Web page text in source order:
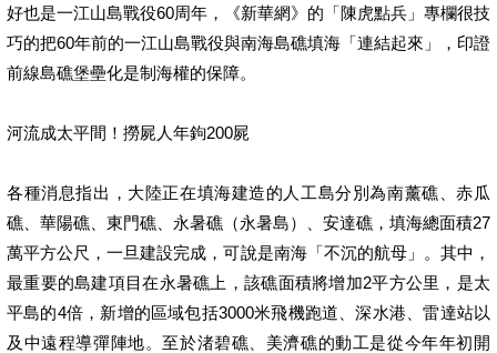
好也是一江山島戰役60周年，《新華網》的「陳虎點兵」專欄很技
巧的把60年前的一江山島戰役與南海島礁填海「連結起來」，印證
前線島礁堡壘化是制海權的保障。
河流成太平間！撈屍人年鉤200屍
各種消息指出，大陸正在填海建造的人工島分別為南薰礁、赤瓜
礁、華陽礁、東門礁、永暑礁（永暑島）、安達礁，填海總面積27
萬平方公尺，一旦建設完成，可說是南海「不沉的航母」。其中，
最重要的島建項目在永暑礁上，該礁面積將增加2平方公里，是太
平島的4倍，新增的區域包括3000米飛機跑道、深水港、雷達站以
及中遠程導彈陣地。至於渚碧礁、美濟礁的動工是從今年年初開